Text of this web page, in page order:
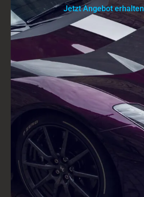
Jetzt Angebot erhalten